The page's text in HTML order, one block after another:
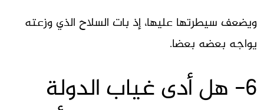
ويضعف سيطرتها عليها، إذ بات السلاح الذي وزعته
يواجه بعضه بعضا.
6- هل أدى غياب الدولة